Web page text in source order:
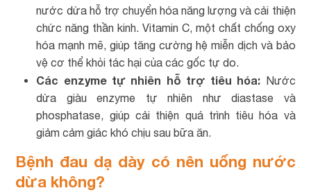
nước dừa hỗ trợ chuyển hóa năng lượng và cải thiện
chức năng thần kinh. Vitamin C, một chất chống oxy
hóa mạnh mẽ, giúp tăng cường hệ miễn dịch và bảo
vệ cơ thể khỏi tác hại của các gốc tự do.
Các enzyme tự nhiên hỗ trợ tiêu hóa: Nước
dừa giàu enzyme tự nhiên như diastase và
phosphatase, giúp cải thiện quá trình tiêu hóa và
giảm cảm giác khó chịu sau bữa ăn.
Bệnh đau dạ dày có nên uống nước
dừa không?